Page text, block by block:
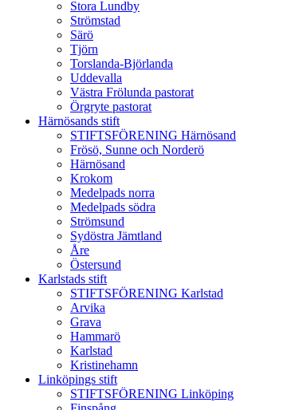
Stora Lundby
Strömstad
Särö
Tjörn
Torslanda-Björlanda
Uddevalla
Västra Frölunda pastorat
Örgryte pastorat
Härnösands stift
STIFTSFÖRENING Härnösand
Frösö, Sunne och Norderö
Härnösand
Krokom
Medelpads norra
Medelpads södra
Strömsund
Sydöstra Jämtland
Åre
Östersund
Karlstads stift
STIFTSFÖRENING Karlstad
Arvika
Grava
Hammarö
Karlstad
Kristinehamn
Linköpings stift
STIFTSFÖRENING Linköping